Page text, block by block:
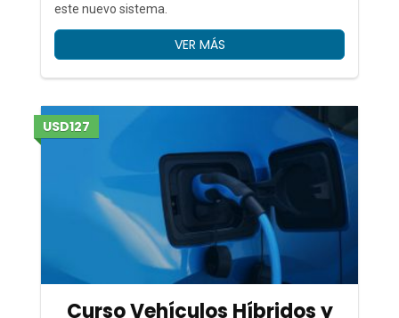
este nuevo sistema.
VER MÁS
USD127
Curso Vehículos Híbridos y